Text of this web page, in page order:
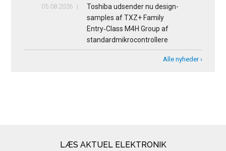
05.08.2026
Toshiba udsender nu design-
samples af TXZ+ Family
Entry‑Class M4H Group af
standardmikrocontrollere
Alle nyheder ›
LÆS AKTUEL ELEKTRONIK